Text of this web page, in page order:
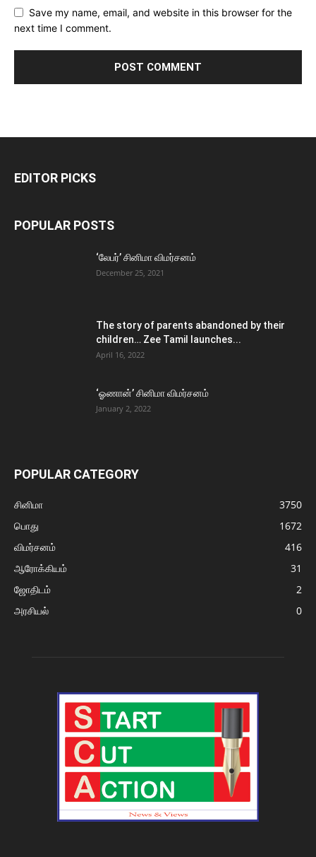
Save my name, email, and website in this browser for the
next time I comment.
EDITOR PICKS
POPULAR POSTS
‘லேபர்’ சினிமா விமர்சனம்
December 25, 2021
The story of parents abandoned by their
children… Zee Tamil launches...
April 16, 2022
‘ஓணான்’ சினிமா விமர்சனம்
January 2, 2022
POPULAR CATEGORY
சினிமா
3750
பொது
1672
விமர்சனம்
416
ஆரோக்கியம்
31
ஜோதிடம்
2
அரசியல்
0